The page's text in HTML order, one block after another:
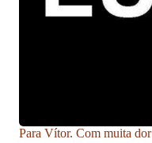
Para Vítor. Com muita dor